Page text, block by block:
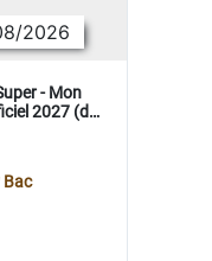
2026
- Mon
2027 (de
Bac